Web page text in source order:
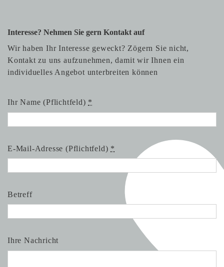
Interesse? Nehmen Sie gern Kontakt auf
Wir haben Ihr Interesse geweckt? Zögern Sie nicht,
Kontakt zu uns aufzunehmen, damit wir Ihnen ein
individuelles Angebot unterbreiten können
Ihr Name (Pflichtfeld) *
E-Mail-Adresse (Pflichtfeld) *
Betreff
Ihre Nachricht